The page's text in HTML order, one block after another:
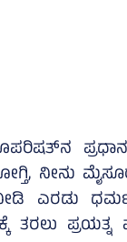
ನೀನು
ನೀಡಿ ಎರಡು
ಪ್ರಯತ್ನ